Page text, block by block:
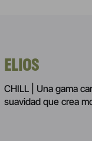
ELIOS
CHILL | Una gama
suavidad que crea